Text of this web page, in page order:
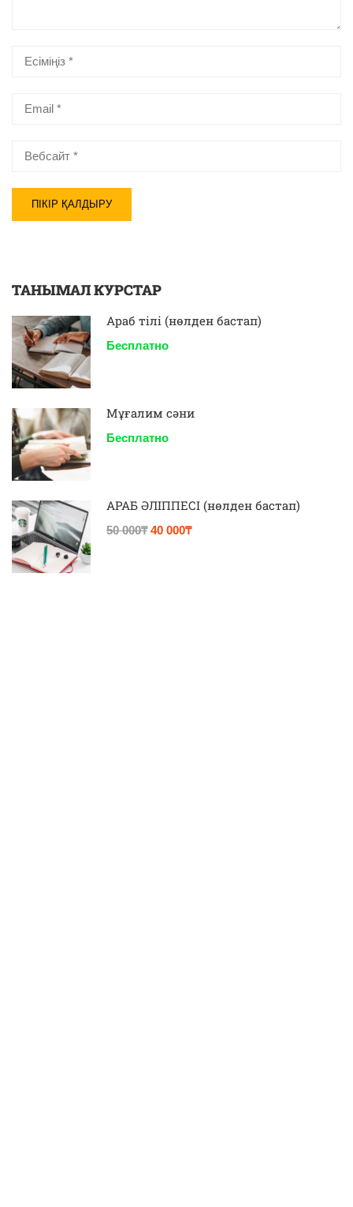
ТАНЫМАЛ КУРСТАР
Араб тілі (нөлден бастап)
Бесплатно
Мұғалим сәни
Бесплатно
АРАБ ӘЛІППЕСІ (нөлден бастап)
50 000₸40 000₸